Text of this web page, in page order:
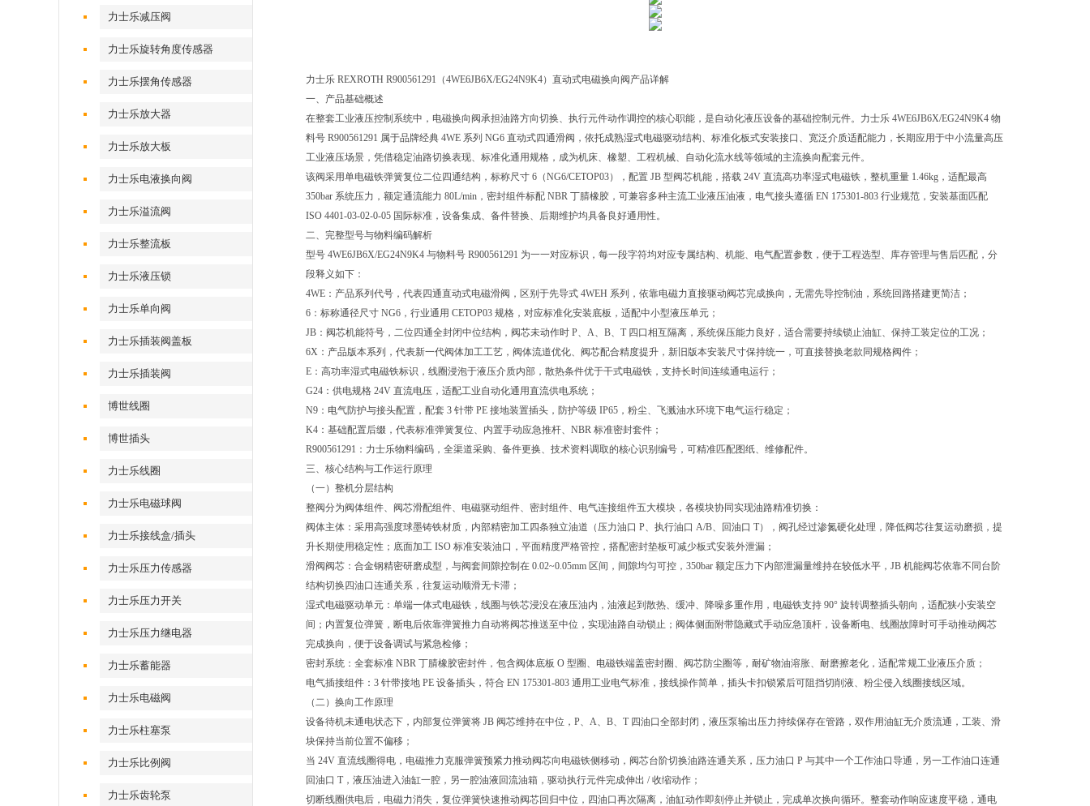
力士乐减压阀
力士乐旋转角度传感器
力士乐摆角传感器
力士乐放大器
力士乐放大板
力士乐电液换向阀
力士乐溢流阀
力士乐整流板
力士乐液压锁
力士乐单向阀
力士乐插装阀盖板
力士乐插装阀
博世线圈
博世插头
力士乐线圈
力士乐电磁球阀
力士乐接线盒/插头
力士乐压力传感器
力士乐压力开关
力士乐压力继电器
力士乐蓄能器
力士乐电磁阀
力士乐柱塞泵
力士乐比例阀
力士乐齿轮泵
力士乐 REXROTH R900561291（4WE6JB6X/EG24N9K4）直动式电磁换向阀产品详解
一、产品基础概述
在整套工业液压控制系统中，电磁换向阀承担油路方向切换、执行元件动作调控的核心职能，是自动化液压设备的基础控制元件。力士乐 4WE6JB6X/EG24N9K4 物
料号 R900561291 属于品牌经典 4WE 系列 NG6 直动式四通滑阀，依托成熟湿式电磁驱动结构、标准化板式安装接口、宽泛介质适配能力，长期应用于中小流量高压
工业液压场景，凭借稳定油路切换表现、标准化通用规格，成为机床、橡塑、工程机械、自动化流水线等领域的主流换向配套元件。
该阀采用单电磁铁弹簧复位二位四通结构，标称尺寸 6（NG6/CETOP03），配置 JB 型阀芯机能，搭载 24V 直流高功率湿式电磁铁，整机重量 1.46kg，适配最高
350bar 系统压力，额定通流能力 80L/min，密封组件标配 NBR 丁腈橡胶，可兼容多种主流工业液压油液，电气接头遵循 EN 175301-803 行业规范，安装基面匹配
ISO 4401-03-02-0-05 国际标准，设备集成、备件替换、后期维护均具备良好通用性。
二、完整型号与物料编码解析
型号 4WE6JB6X/EG24N9K4 与物料号 R900561291 为一一对应标识，每一段字符均对应专属结构、机能、电气配置参数，便于工程选型、库存管理与售后匹配，分
段释义如下：
4WE：产品系列代号，代表四通直动式电磁滑阀，区别于先导式 4WEH 系列，依靠电磁力直接驱动阀芯完成换向，无需先导控制油，系统回路搭建更简洁；
6：标称通径尺寸 NG6，行业通用 CETOP03 规格，对应标准化安装底板，适配中小型液压单元；
JB：阀芯机能符号，二位四通全封闭中位结构，阀芯未动作时 P、A、B、T 四口相互隔离，系统保压能力良好，适合需要持续锁止油缸、保持工装定位的工况；
6X：产品版本系列，代表新一代阀体加工工艺，阀体流道优化、阀芯配合精度提升，新旧版本安装尺寸保持统一，可直接替换老款同规格阀件；
E：高功率湿式电磁铁标识，线圈浸泡于液压介质内部，散热条件优于干式电磁铁，支持长时间连续通电运行；
G24：供电规格 24V 直流电压，适配工业自动化通用直流供电系统；
N9：电气防护与接头配置，配套 3 针带 PE 接地装置插头，防护等级 IP65，粉尘、飞溅油水环境下电气运行稳定；
K4：基础配置后缀，代表标准弹簧复位、内置手动应急推杆、NBR 标准密封套件；
R900561291：力士乐物料编码，全渠道采购、备件更换、技术资料调取的核心识别编号，可精准匹配图纸、维修配件。
三、核心结构与工作运行原理
（一）整机分层结构
整阀分为阀体组件、阀芯滑配组件、电磁驱动组件、密封组件、电气连接组件五大模块，各模块协同实现油路精准切换：
阀体主体：采用高强度球墨铸铁材质，内部精密加工四条独立油道（压力油口 P、执行油口 A/B、回油口 T），阀孔经过渗氮硬化处理，降低阀芯往复运动磨损，提
升长期使用稳定性；底面加工 ISO 标准安装油口，平面精度严格管控，搭配密封垫板可减少板式安装外泄漏；
滑阀阀芯：合金钢精密研磨成型，与阀套间隙控制在 0.02~0.05mm 区间，间隙均匀可控，350bar 额定压力下内部泄漏量维持在较低水平，JB 机能阀芯依靠不同台阶
结构切换四油口连通关系，往复运动顺滑无卡滞；
湿式电磁驱动单元：单端一体式电磁铁，线圈与铁芯浸没在液压油内，油液起到散热、缓冲、降噪多重作用，电磁铁支持 90° 旋转调整插头朝向，适配狭小安装空
间；内置复位弹簧，断电后依靠弹簧推力自动将阀芯推送至中位，实现油路自动锁止；阀体侧面附带隐藏式手动应急顶杆，设备断电、线圈故障时可手动推动阀芯
完成换向，便于设备调试与紧急检修；
密封系统：全套标准 NBR 丁腈橡胶密封件，包含阀体底板 O 型圈、电磁铁端盖密封圈、阀芯防尘圈等，耐矿物油溶胀、耐磨擦老化，适配常规工业液压介质；
电气插接组件：3 针带接地 PE 设备插头，符合 EN 175301-803 通用工业电气标准，接线操作简单，插头卡扣锁紧后可阻挡切削液、粉尘侵入线圈接线区域。
（二）换向工作原理
设备待机未通电状态下，内部复位弹簧将 JB 阀芯维持在中位，P、A、B、T 四油口全部封闭，液压泵输出压力持续保存在管路，双作用油缸无介质流通，工装、滑
块保持当前位置不偏移；
当 24V 直流线圈得电，电磁推力克服弹簧预紧力推动阀芯向电磁铁侧移动，阀芯台阶切换油路连通关系，压力油口 P 与其中一个工作油口导通，另一工作油口连通
回油口 T，液压油进入油缸一腔，另一腔油液回流油箱，驱动执行元件完成伸出 / 收缩动作；
切断线圈供电后，电磁力消失，复位弹簧快速推动阀芯回归中位，四油口再次隔离，油缸动作即刻停止并锁止，完成单次换向循环。整套动作响应速度平稳，通电